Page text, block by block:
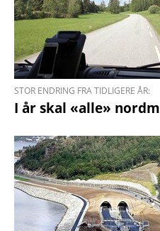
STOR ENDRING FRA TIDLIGERE ÅR:
I år skal «alle»